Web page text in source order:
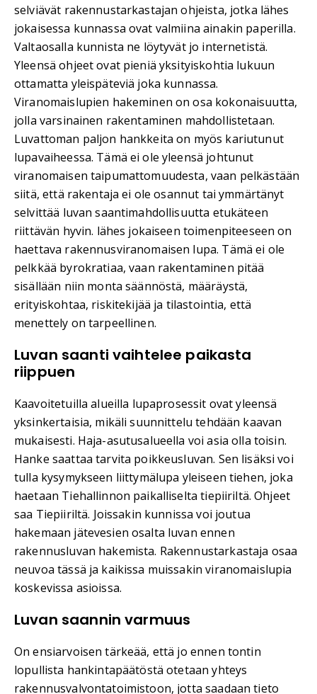
selviävät rakennustarkastajan ohjeista, jotka lähes
jokaisessa kunnassa ovat valmiina ainakin paperilla.
Valtaosalla kunnista ne löytyvät jo internetistä.
Yleensä ohjeet ovat pieniä yksityiskohtia lukuun
ottamatta yleispäteviä joka kunnassa.
Viranomaislupien hakeminen on osa kokonaisuutta,
jolla varsinainen rakentaminen mahdollistetaan.
Luvattoman paljon hankkeita on myös kariutunut
lupavaiheessa. Tämä ei ole yleensä johtunut
viranomaisen taipumattomuudesta, vaan pelkästään
siitä, että rakentaja ei ole osannut tai ymmärtänyt
selvittää luvan saantimahdollisuutta etukäteen
riittävän hyvin. lähes jokaiseen toimenpiteeseen on
haettava rakennusviranomaisen lupa. Tämä ei ole
pelkkää byrokratiaa, vaan rakentaminen pitää
sisällään niin monta säännöstä, määräystä,
erityiskohtaa, riskitekijää ja tilastointia, että
menettely on tarpeellinen.
Luvan saanti vaihtelee paikasta
riippuen
Kaavoitetuilla alueilla lupaprosessit ovat yleensä
yksinkertaisia, mikäli suunnittelu tehdään kaavan
mukaisesti. Haja-asutusalueella voi asia olla toisin.
Hanke saattaa tarvita poikkeusluvan. Sen lisäksi voi
tulla kysymykseen liittymälupa yleiseen tiehen, joka
haetaan Tiehallinnon paikalliselta tiepiiriltä. Ohjeet
saa Tiepiiriltä. Joissakin kunnissa voi joutua
hakemaan jätevesien osalta luvan ennen
rakennusluvan hakemista. Rakennustarkastaja osaa
neuvoa tässä ja kaikissa muissakin viranomaislupia
koskevissa asioissa.
Luvan saannin varmuus
On ensiarvoisen tärkeää, että jo ennen tontin
lopullista hankintapäätöstä otetaan yhteys
rakennusvalvontatoimistoon, jotta saadaan tieto